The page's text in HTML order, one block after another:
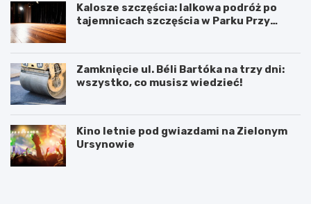
Kalosze szczęścia: lalkowa podróż po
tajemnicach szczęścia w Parku Przy
Zamknięcie ul. Béli Bartóka na trzy dni:
wszystko, co musisz wiedzieć!
Kino letnie pod gwiazdami na Zielonym
Ursynowie
P
T